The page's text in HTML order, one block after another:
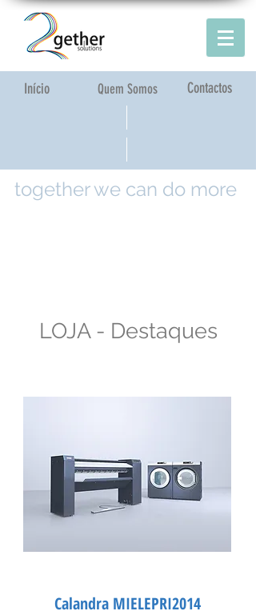
Contactos
Quem Somos
Início
together we can do more
LOJA - Destaques
Calandra MIELEPRI2014